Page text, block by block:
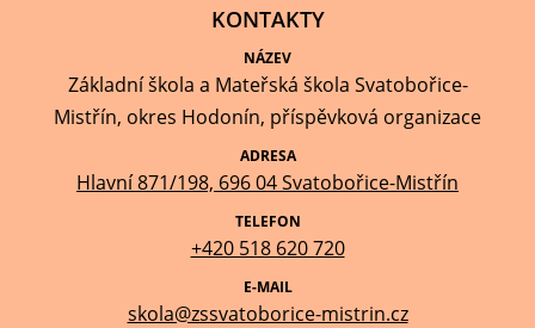
KONTAKTY
NÁZEV
Základní škola a Mateřská škola Svatobořice-
Mistřín, okres Hodonín, příspěvková organizace
ADRESA
Hlavní 871/198, 696 04 Svatobořice-Mistřín
TELEFON
+420 518 620 720
E-MAIL
skola@zssvatoborice-mistrin.cz